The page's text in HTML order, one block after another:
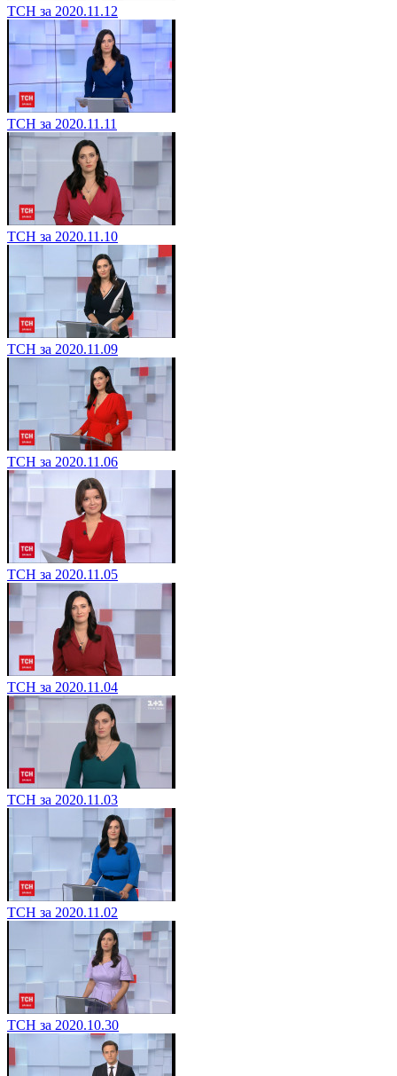
ТСН за 2020.11.12
ТСН за 2020.11.11
ТСН за 2020.11.10
ТСН за 2020.11.09
ТСН за 2020.11.06
ТСН за 2020.11.05
ТСН за 2020.11.04
ТСН за 2020.11.03
ТСН за 2020.11.02
ТСН за 2020.10.30